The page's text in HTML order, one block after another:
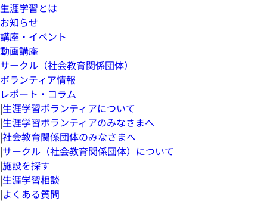
生涯学習とは
お知らせ
講座・イベント
動画講座
サークル（社会教育関係団体）
ボランティア情報
レポート・コラム
|生涯学習ボランティアについて
|生涯学習ボランティアのみなさまへ
|社会教育関係団体のみなさまへ
|サークル（社会教育関係団体）について
|施設を探す
|生涯学習相談
|よくある質問